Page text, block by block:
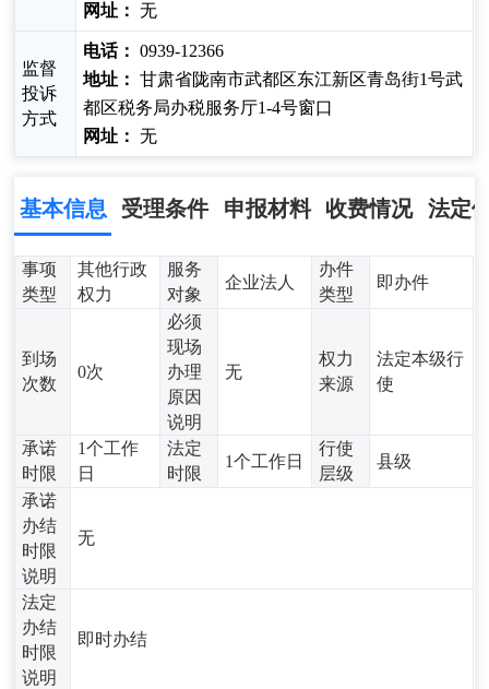
网址： 无
监督
投诉
方式
电话： 0939-12366
地址： 甘肃省陇南市武都区东江新区青岛街1号武
都区税务局办税服务厅1-4号窗口
网址： 无
基本信息 受理条件 申报材料 收费情况 法定
事项
类型
其他行政
权力
服务
对象
企业法人
办件
类型
即办件
到场
次数
0次
必须
现场
办理
原因
说明
无
权力
来源
法定本级行
使
承诺
时限
1个工作
日
法定
时限
1个工作日
行使
层级
县级
承诺
办结
时限
说明
无
法定
办结
时限
说明
即时办结